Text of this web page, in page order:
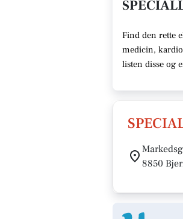
Find den rette
medicin,
listen disse og
8850